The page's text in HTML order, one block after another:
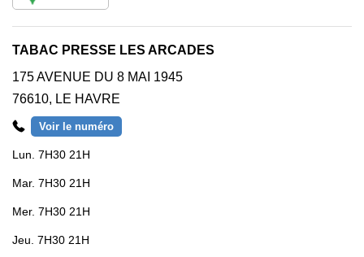
TABAC PRESSE LES ARCADES
175 AVENUE DU 8 MAI 1945
76610, LE HAVRE
Voir le numéro
Lun. 7H30 21H
Mar. 7H30 21H
Mer. 7H30 21H
Jeu. 7H30 21H